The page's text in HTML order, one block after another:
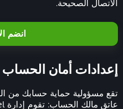
الاتصال الصحيحة.
انضم
إعدادات أمان الحساب
تقع مسؤولية حماية حسابك من